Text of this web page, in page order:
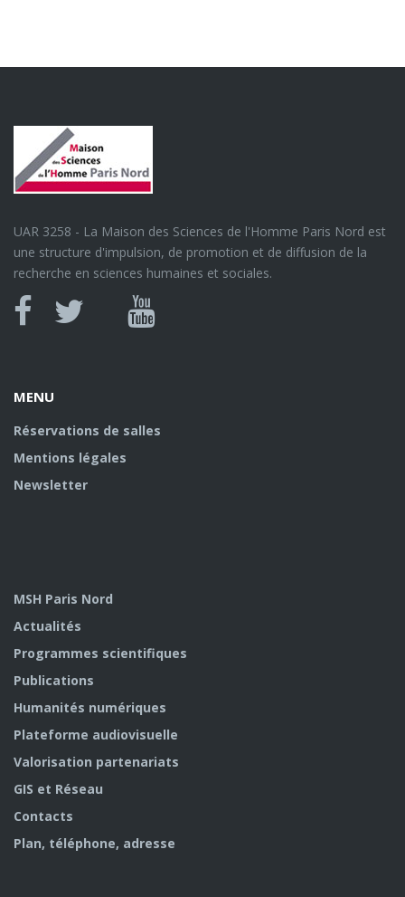
UAR 3258 - La Maison des Sciences de l'Homme Paris Nord est
une structure d'impulsion, de promotion et de diffusion de la
recherche en sciences humaines et sociales.
Canal
MENU
Réservations de salles
Mentions légales
Newsletter
MSH Paris Nord
Actualités
Programmes scientifiques
Publications
Humanités numériques
Plateforme audiovisuelle
Valorisation partenariats
GIS et Réseau
Contacts
Plan, téléphone, adresse